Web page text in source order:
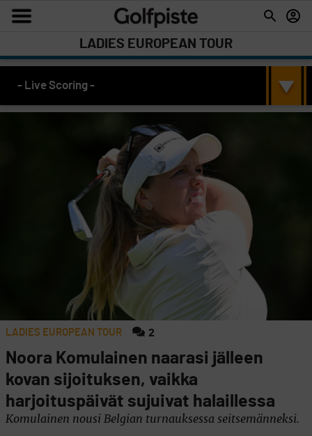
LADIES EUROPEAN TOUR
- Live Scoring -
LADIES EUROPEAN TOUR 2
Noora Komulainen naarasi jälleen
kovan sijoituksen, vaikka
harjoituspäivät sujuivat halaillessa
Komulainen nousi Belgian turnauksessa seitsemänneksi.